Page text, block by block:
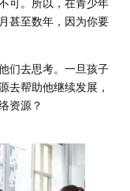
甚至数年，因为你要
们去思考。一旦孩子
去帮助他继续发展，
资源？